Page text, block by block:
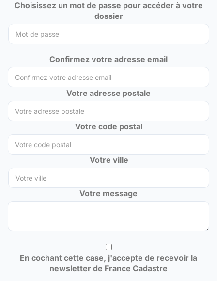
Choisissez un mot de passe pour accéder à votre
dossier
Confirmez votre adresse email
Votre adresse postale
Votre code postal
Votre ville
Votre message
En cochant cette case, j'accepte de recevoir la
newsletter de France Cadastre